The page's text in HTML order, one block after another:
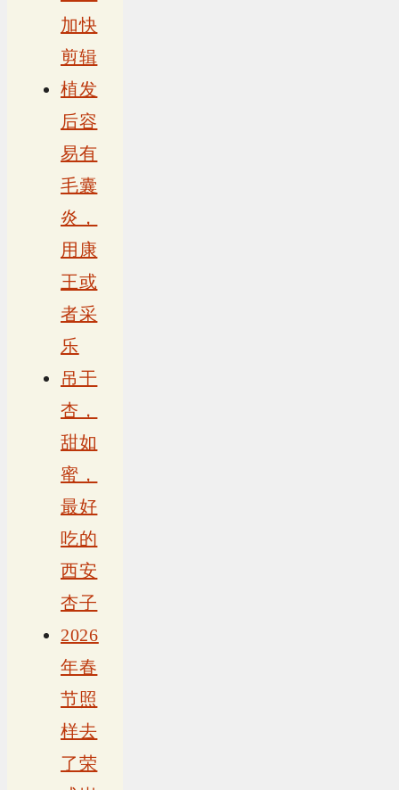
加快
剪辑
植发
后容
易有
毛囊
炎，
用康
王或
者采
乐
吊干
杏，
甜如
蜜，
最好
吃的
西安
杏子
2026
年春
节照
样去
了荣